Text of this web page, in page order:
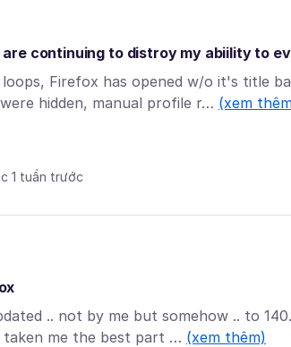
continuing to distroy my abiility to
Firefox has opened w/o it's title
hidden, manual profile r… (xem
1 tuần trước
.. not by me but somehow .. to
taken me the best part … (xem thêm)